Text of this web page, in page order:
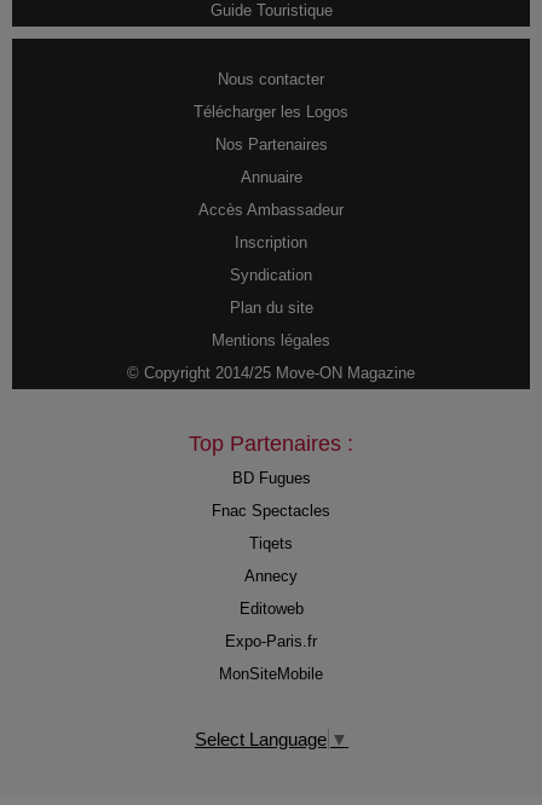
Guide Touristique
Nous contacter
Télécharger les Logos
Nos Partenaires
Annuaire
Accès Ambassadeur
Inscription
Syndication
Plan du site
Mentions légales
© Copyright 2014/25 Move-ON Magazine
Top Partenaires :
BD Fugues
Fnac Spectacles
Tiqets
Annecy
Editoweb
Expo-Paris.fr
MonSiteMobile
Select Language ▼